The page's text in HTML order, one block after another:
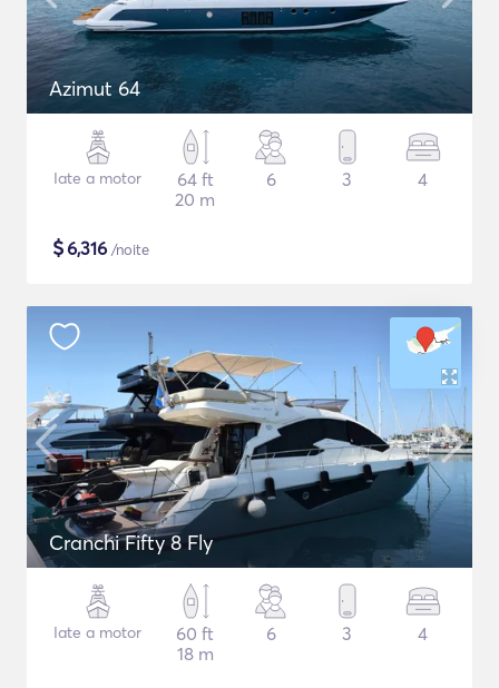
Azimut 64
Iate a motor
64 ft
20 m
6 3 4
$6,316 /noite
Cranchi Fifty 8 Fly
Iate a motor
60 ft
18 m
6 3 4